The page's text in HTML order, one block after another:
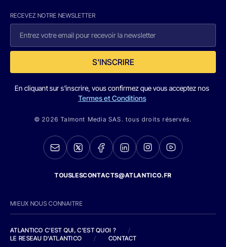
RECEVEZ NOTRE NEWSLETTER
S'INSCRIRE
En cliquant sur s'inscrire, vous confirmez que vous acceptez nos
Termes et Conditions
© 2026 Talmont Media SAS. tous droits réservés.
TOUSLESCONTACTS@ATLANTICO.FR
MIEUX NOUS CONNAITRE
ATLANTICO C'EST QUI, C'EST QUOI ?
/
LE RESEAU D'ATLANTICO
/ CONTACT